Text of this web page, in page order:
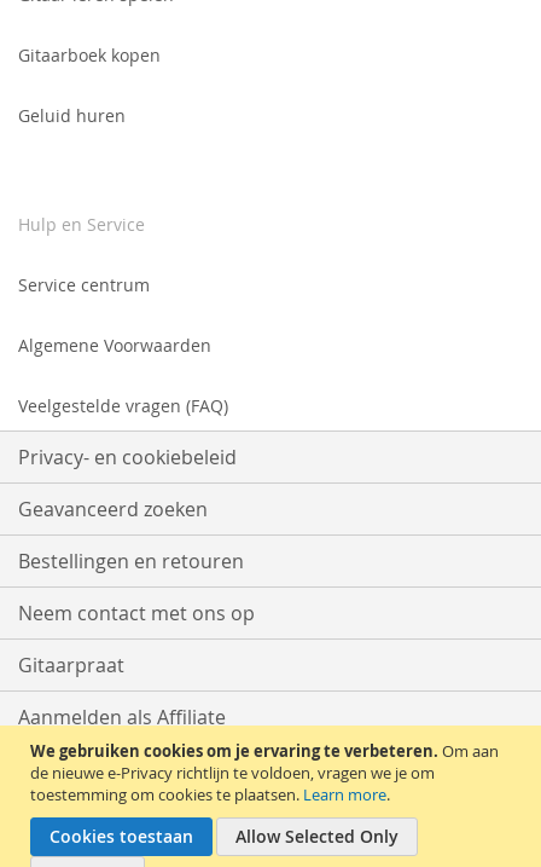
We gebruiken cookies om je ervaring te verbeteren. Om aan
de nieuwe e-Privacy richtlijn te voldoen, vragen we je om
toestemming om cookies te plaatsen. Learn more.
Cookies toestaan
Allow Selected Only
Gitaarboek kopen
Geluid huren
Hulp en Service
Service centrum
Algemene Voorwaarden
Veelgestelde vragen (FAQ)
Privacy- en cookiebeleid
Geavanceerd zoeken
Bestellingen en retouren
Neem contact met ons op
Gitaarpraat
Aanmelden als Affiliate
Start met Verkopen